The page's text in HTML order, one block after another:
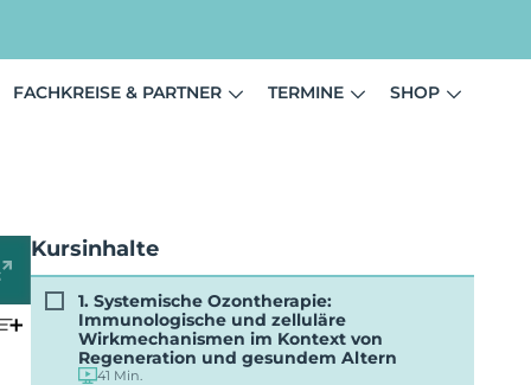
FACHKREISE & PARTNER TERMINE SHOP
Kursinhalte
1. Systemische Ozontherapie:
Immunologische und zelluläre
Wirkmechanismen im Kontext von
Regeneration und gesundem Altern
41 Min.